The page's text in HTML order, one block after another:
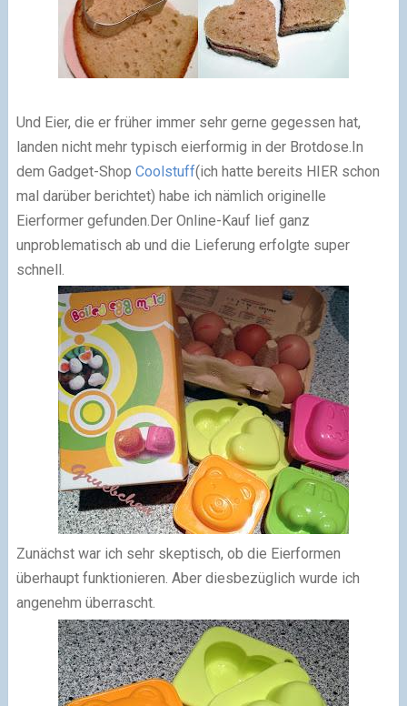
Und Eier, die er früher immer sehr gerne gegessen hat,
landen nicht mehr typisch eierformig in der Brotdose. In
dem Gadget-Shop Coolstuff(ich hatte bereits HIER schon
mal darüber berichtet) habe ich nämlich originelle
Eierformer gefunden. Der Online-Kauf lief ganz
unproblematisch ab und die Lieferung erfolgte super
schnell.
Zunächst war ich sehr skeptisch, ob die Eierformen
überhaupt funktionieren. Aber diesbezüglich wurde ich
angenehm überrascht.